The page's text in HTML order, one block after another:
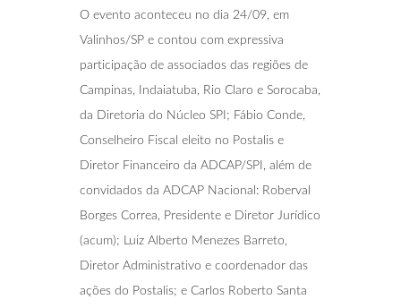
O evento aconteceu no dia 24/09, em
Valinhos/SP e contou com expressiva
participação de associados das regiões de
Campinas, Indaiatuba, Rio Claro e Sorocaba,
da Diretoria do Núcleo SPI; Fábio Conde,
Conselheiro Fiscal eleito no Postalis e
Diretor Financeiro da ADCAP/SPI, além de
convidados da ADCAP Nacional: Roberval
Borges Correa, Presidente e Diretor Jurídico
(acum); Luiz Alberto Menezes Barreto,
Diretor Administrativo e coordenador das
ações do Postalis; e Carlos Roberto Santa